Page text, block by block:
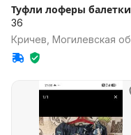
Туфли лоферы балетки
36
Кричев, Могилевская